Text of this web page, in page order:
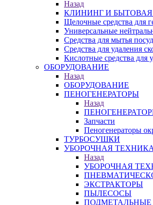
Назад
КЛИНИНГ И
Щелочные средства для
Универсальные
Средства для мытья
Средства для удаления
Кислотные средства для
ОБОРУДОВАНИЕ
Назад
ОБОРУДОВАНИЕ
ПЕНОГЕНЕРАТОРЫ
Назад
Запчасти
Пеногенераторы
ТУРБОСУШКИ
УБОРОЧНАЯ ТЕХНИКА
Назад
УБОРОЧНАЯ
ЭКСТРАКТОРЫ
ПЫЛЕСОСЫ